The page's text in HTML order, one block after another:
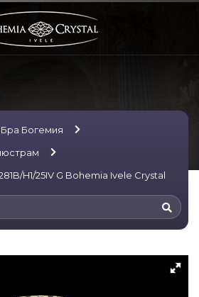
Бра Богемия
H1/25IV G Bohemia Ivele Crystal